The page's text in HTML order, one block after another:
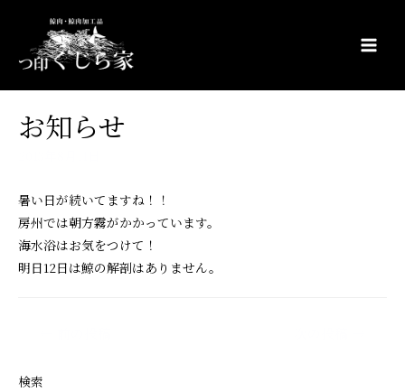
Main
お知らせ
暑い日が続いてますね！！
房州では朝方霧がかかっています。
海水浴はお気をつけて！
明日12日は鯨の解剖はありません。
ナ
検索